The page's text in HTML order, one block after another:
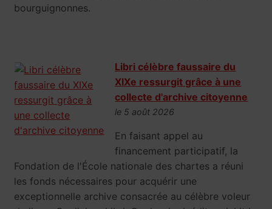
bourguignonnes.
Libri célèbre faussaire du
XIXe ressurgit grâce à une
collecte d'archive citoyenne
le 5 août 2026
En faisant appel au
financement participatif, la
Fondation de l'École nationale des chartes a réuni
les fonds nécessaires pour acquérir une
exceptionnelle archive consacrée au célèbre voleur